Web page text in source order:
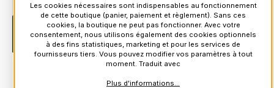
Description
Broche de Plaid avec embleme de
ClanDiameter: 4 inch (10 cm)
Les cookies nécessaires sont indispensables au fonctionnement
de cette boutique (panier, paiement et règlement). Sans ces
cookies, la boutique ne peut pas fonctionner. Avec votre
consentement, nous utilisons également des cookies optionnels
à des fins statistiques, marketing et pour les services de
fournisseurs tiers. Vous pouvez modifier vos paramètres à tout
moment. Traduit avec
Plus d'informations...